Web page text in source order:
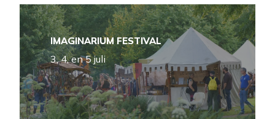
IMAGINARIUM FESTIVAL
3, 4, en 5 juli